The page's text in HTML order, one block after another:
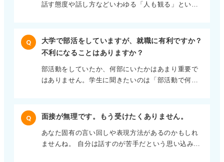
いるようですので、もし圧迫面接に遭遇したら、人
いでしょう。 ただ、いろいろな面接者がいますの
で、たくさんの面接を経験することで、想定外の状
ます）や、厳しい状況でも冷静な判断力を維持する
力（レジリエンスといいます）を磨くことができま
話す態度や話し方などいわゆる「人も観る」という
なのか、雰囲気が明るいのか、目の前のことをテキ
パキこなすのか、大局的視点に立ち、物事を高い視
い悪い、合格不合格は自分自身ではわかりにくいか
もしれません（相手の価値観にもよりますので）。
は多分よい兆しですね。特に逆質問が多いというこ
いということですのであなたにとても興味を持って
いますよ。
Q
大学で部活をしていますが、就職に有利ですか？
不利になることはありますか？
部活動をしていたか、何部にいたかはあまり重要で
はありません。学生に聞きたいのは「部活動で何を
が、視点を変えて、自分が部活動を通して（学業以
続けてきたことに誇りと自信を持つことができるで
しょう。 そうすれば就活に不利なんて思えなくなり
Q 面接が無理です。もう受けたくありません。
あなた固有の言い回しや表現方法があるのかもしれ
ませんね。 自分は話すのが苦手だという思い込み